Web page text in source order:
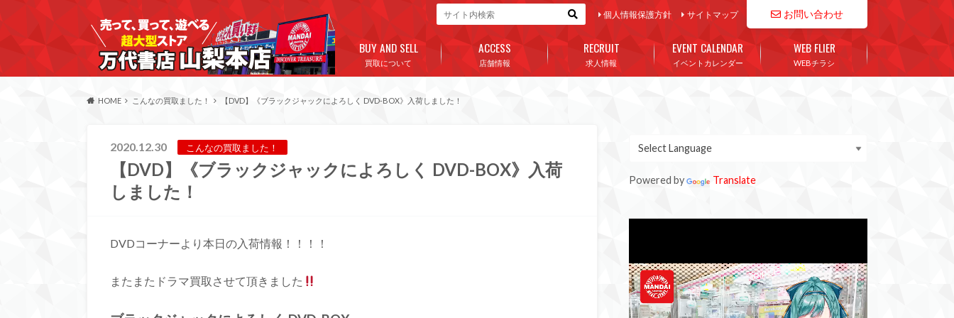
お問い合わせ
個人情報保護方針 サイトマップ
買取について
BUY AND SELL
店舗情報
ACCESS
求人情報
RECRUIT
イベントカレンダー
EVENT CALENDAR
WEBチラシ
WEB FLIER
HOME こんなの買取ました！ 【DVD】《ブラックジャックによろしく DVD-BOX》入荷しました！
2020.12.30 こんなの買取ました！
【DVD】《ブラックジャックによろしく DVD-BOX》入荷
しました！
DVDコーナーより本日の入荷情報！！！！
またまたドラマ買取させて頂きました
Powered by Translate